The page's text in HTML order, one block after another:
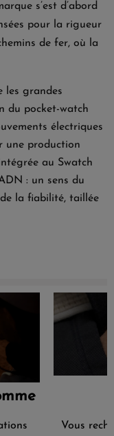
s’est d’abord
pour la rigueur
de fer, où la
les grandes
du pocket-watch
électriques
une production
au Swatch
: un sens du
la fiabilité, taillée
Vous